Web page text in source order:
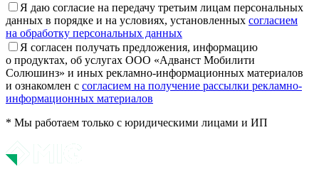
Я даю согласие на передачу третьим лицам персональных
данных в порядке и на условиях, установленных согласием
на обработку персональных данных
Я согласен получать предложения, информацию
о продуктах, об услугах ООО «Адванст Мобилити
Солюшинз» и иных рекламно-информационных материалов
и ознакомлен с согласием на получение рассылки рекламно-
информационных материалов
* Мы работаем только с юридическими лицами и ИП